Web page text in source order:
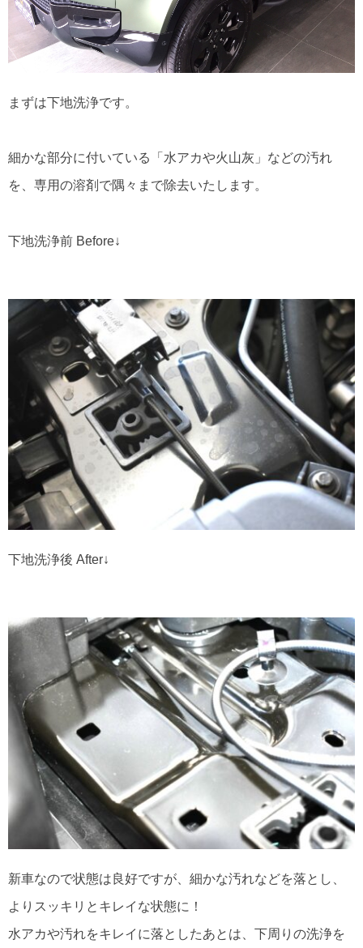
まずは下地洗浄です。
細かな部分に付いている「水アカや火山灰」などの汚れ
を、専用の溶剤で隅々まで除去いたします。
下地洗浄前 Before↓
下地洗浄後 After↓
新車なので状態は良好ですが、細かな汚れなどを落とし、
よりスッキリとキレイな状態に！
水アカや汚れをキレイに落としたあとは、下周りの洗浄を